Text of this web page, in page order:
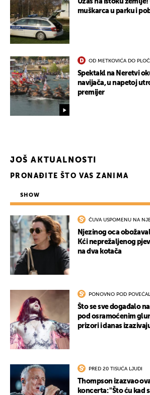
muškarca u parku i
OD METKOVIĆA DO
Spektakl na Neretvi
navijača, u napetoj
premijer
JOŠ AKTUALNOSTI
PRONAĐITE ŠTO VAS ZANIMA
SHOW
ČUVA USPOMENU NA
Njezinog oca
Kći neprežaljenog
na dva kotača
PONOVNO POD
Što se sve događalo
pod osramoćenim
prizori i danas
PRED 20 TISUĆA LJUDI
Thompson izazvao
koncerta: "Što ću kad